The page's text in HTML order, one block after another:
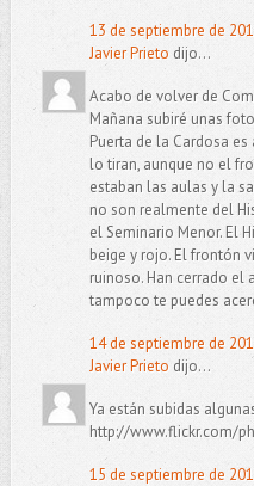
13 de septiembre de
Javier Prieto dijo...
Acabo de volver de
Mañana subiré unas
Puerta de la Cardosa
lo tiran, aunque no el
estaban las aulas y la
no son realmente del
el Seminario Menor. El
beige y rojo. El frontón
ruinoso. Han cerrado el
tampoco te puedes
14 de septiembre de
Javier Prieto dijo...
Ya están subidas
http://www.flickr.com/
15 de septiembre de